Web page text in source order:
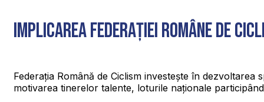
Implicarea Federației Române de
Federația Română de Ciclism investește în
motivarea tinerelor talente, loturile naționale